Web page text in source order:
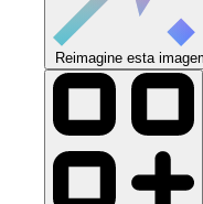
Reimagine esta